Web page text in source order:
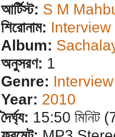
আর্টিস্ট: S M
শিরোনাম:
Album:
অনুসরণ: 1
Genre: Interview
Year: 2010
দৈর্ঘ্য: 15:50 মিনিট